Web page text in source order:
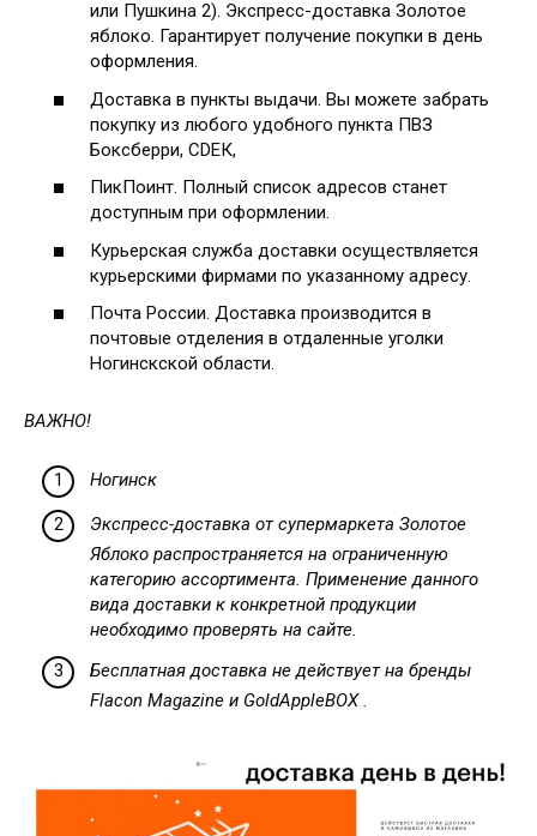
или Пушкина 2). Экспресс-доставка Золотое
яблоко. Гарантирует получение покупки в день
оформления.
Доставка в пункты выдачи. Вы можете забрать
покупку из любого удобного пункта ПВЗ
Боксберри, СDЕК,
ПикПоинт. Полный список адресов станет
доступным при оформлении.
Курьерская служба доставки осуществляется
курьерскими фирмами по указанному адресу.
Почта России. Доставка производится в
почтовые отделения в отдаленные уголки
Ногинскской области.
ВАЖНО!
Ногинск
Экспресс-доставка от супермаркета Золотое
Яблоко распространяется на ограниченную
категорию ассортимента. Применение данного
вида доставки к конкретной продукции
необходимо проверять на сайте.
Бесплатная доставка не действует на бренды
Flacon Magazine и GoldAppleBOX .